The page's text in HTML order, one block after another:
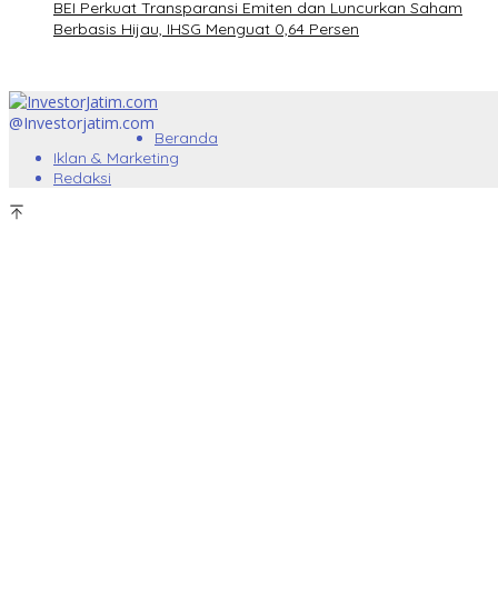
BEI Perkuat Transparansi Emiten dan Luncurkan Saham
Berbasis Hijau, IHSG Menguat 0,64 Persen
@Investorjatim.com
Beranda
Iklan & Marketing
Redaksi